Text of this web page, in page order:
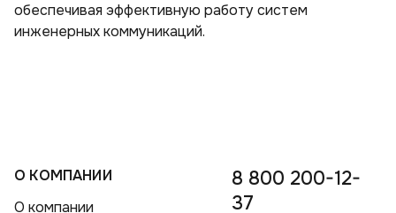
обеспечивая эффективную работу систем
инженерных коммуникаций.
О КОМПАНИИ
О компании
8 800 200-12-
37